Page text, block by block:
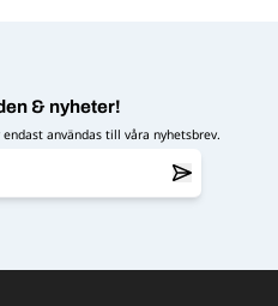
& nyheter!
användas till våra nyhetsbrev.